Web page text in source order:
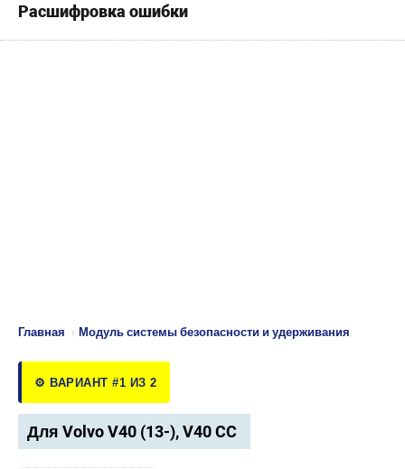
Расшифровка ошибки
Главная › Модуль системы безопасности и удерживания
⚙️ ВАРИАНТ #1 ИЗ 2
Для Volvo V40 (13-), V40 CC